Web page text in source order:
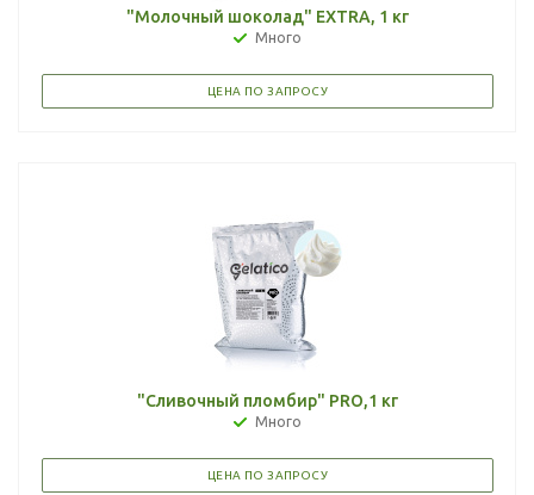
"Молочный шоколад" EXTRA, 1 кг
Много
ЦЕНА ПО ЗАПРОСУ
"Сливочный пломбир" PRO,1 кг
Много
ЦЕНА ПО ЗАПРОСУ